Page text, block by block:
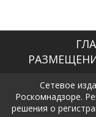
Сетевое
Роскомнадзоре.
решения о